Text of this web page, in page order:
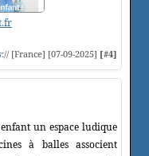
:// [France] [07-09-2025] [#4]
un espace ludique
à balles associent